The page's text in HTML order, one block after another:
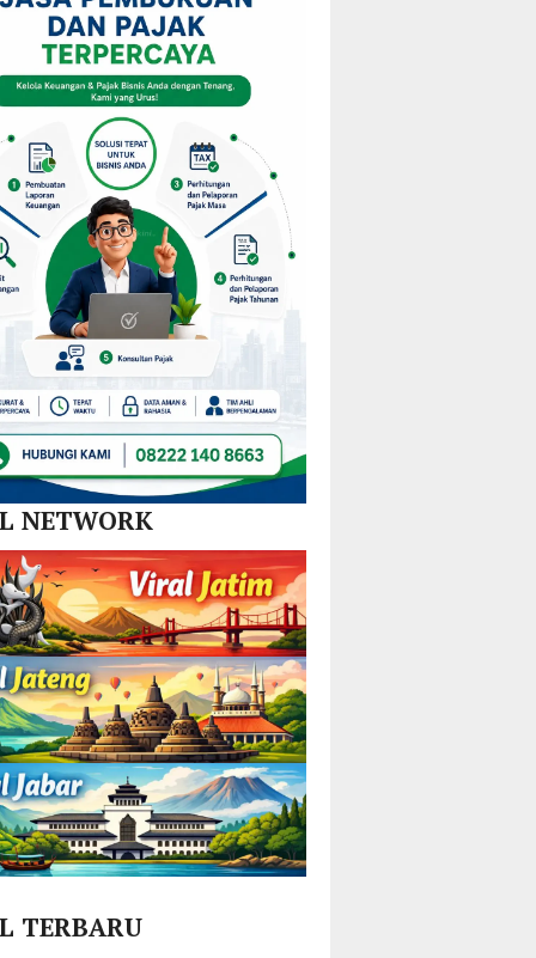
Kejurprov
Malut
KPPD
2026,
Paparkan
Inovasi
Hilirisasi
Nikel
dan
SPBE
Pulau
Halteng
Terjunkan
Tim
Gabungan
Lintas
Sektor
NETWORK
TERBARU